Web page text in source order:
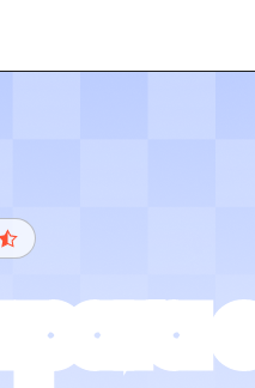
para